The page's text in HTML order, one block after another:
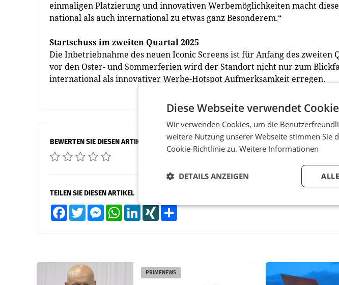
einmaligen Platzierung und innovativen Werbemöglichkeiten macht
national als auch international zu etwas ganz Besonderem.“
Startschuss im zweiten Quartal 2025
Die Inbetriebnahme des neuen Iconic Screens ist für Anfang des zweiten
vor den Oster- und Sommerferien wird der Standort nicht nur zum
international als innovativer Werbe-Hotspot Aufmerksamkeit erregen.
BEWERTEN SIE DIESEN ARTIKEL
TEILEN SIE DIESEN ARTIKEL
FacebookTwitter MessengerWhatsAppLinkedInXING Teilen
PRIMENEWS
Diese Webseite verwendet
Wir verwenden Cookies, um die
weitere Nutzung unserer Webseite stimmen Sie
Cookie-Richtlinie zu. Weitere Informationen
DETAILS ANZEIGEN